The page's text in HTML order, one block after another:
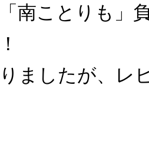
南ことりも」
ましたが、レ